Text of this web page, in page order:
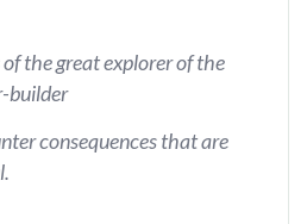
the great explorer of the
builder
consequences that are